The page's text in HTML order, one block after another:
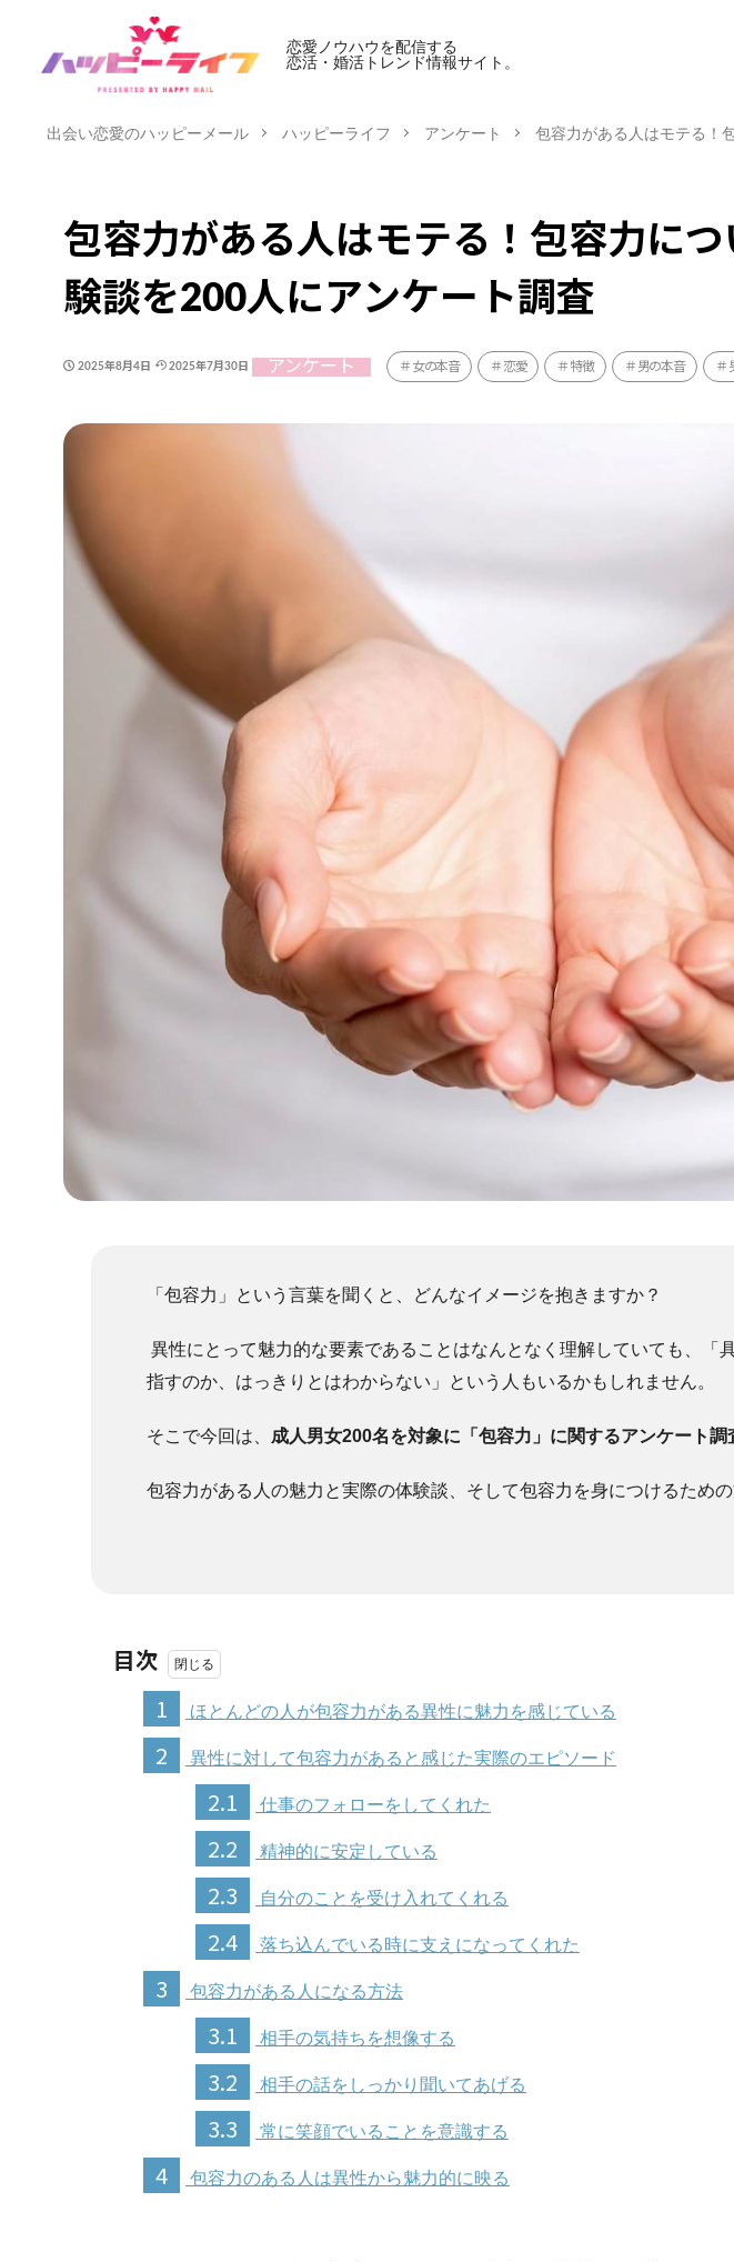
恋愛ノウハウを配信する
恋活・婚活トレンド情報サイト。
出会い恋愛のハッピーメール ハッピーライフ アンケート 包容力がある人はモテる！
包容力がある人はモテる！包容力に
験談を200人にアンケート調査
2025年8月4日 2025年7月30日 アンケート 女の本音 恋愛 特徴 男の本音
「包容力」という言葉を聞くと、どんなイメージを抱きますか？
異性にとって魅力的な要素であることはなんとなく理解していても、「
指すのか、はっきりとはわからない」という人もいるかもしれません。
そこで今回は、 成人男女200名を対象に「包容力」に関するアンケート調
包容力がある人の魅力と実際の体験談、そして包容力を身につけるための
目次
1
ほとんどの人が包容力がある異性に魅力を感じている
2 異性に対して包容力があると感じた実際のエピソード
2.1 仕事のフォローをしてくれた
2.2 精神的に安定している
2.3 自分のことを受け入れてくれる
2.4 落ち込んでいる時に支えになってくれた
3 包容力がある人になる方法
3.1 相手の気持ちを想像する
3.2 相手の話をしっかり聞いてあげる
3.3 常に笑顔でいることを意識する
4 包容力のある人は異性から魅力的に映る